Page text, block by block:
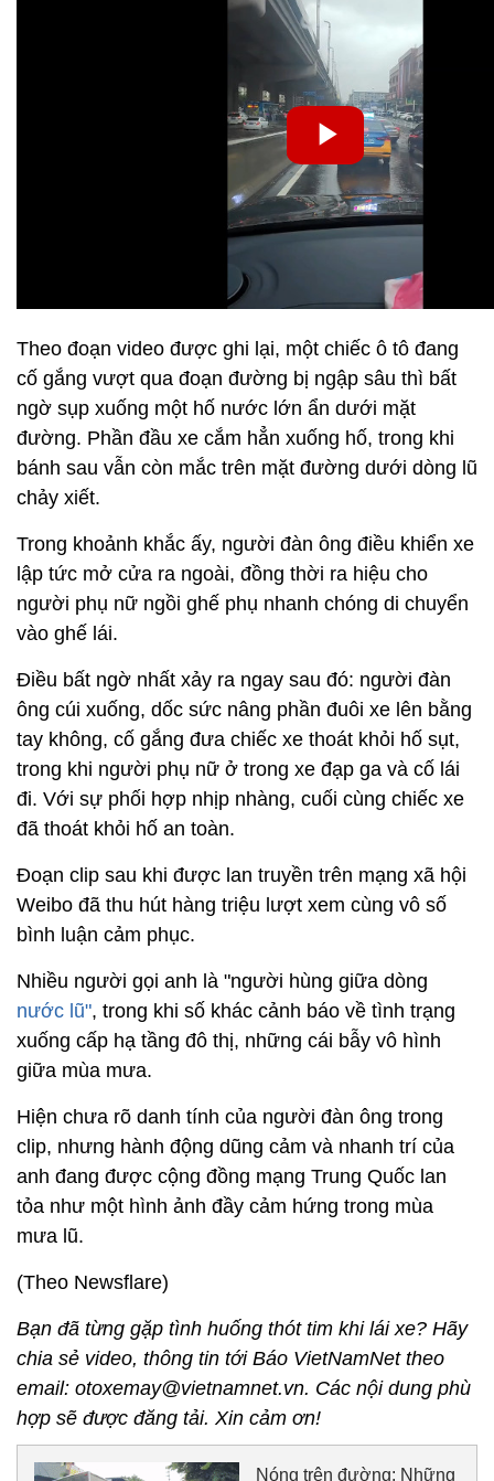
Theo đoạn video được ghi lại, một chiếc ô tô đang
cố gắng vượt qua đoạn đường bị ngập sâu thì bất
ngờ sụp xuống một hố nước lớn ẩn dưới mặt
đường. Phần đầu xe cắm hẳn xuống hố, trong khi
bánh sau vẫn còn mắc trên mặt đường dưới dòng lũ
chảy xiết.
Trong khoảnh khắc ấy, người đàn ông điều khiển xe
lập tức mở cửa ra ngoài, đồng thời ra hiệu cho
người phụ nữ ngồi ghế phụ nhanh chóng di chuyển
vào ghế lái.
Điều bất ngờ nhất xảy ra ngay sau đó: người đàn
ông cúi xuống, dốc sức nâng phần đuôi xe lên bằng
tay không, cố gắng đưa chiếc xe thoát khỏi hố sụt,
trong khi người phụ nữ ở trong xe đạp ga và cố lái
đi. Với sự phối hợp nhịp nhàng, cuối cùng chiếc xe
đã thoát khỏi hố an toàn.
Đoạn clip sau khi được lan truyền trên mạng xã hội
Weibo đã thu hút hàng triệu lượt xem cùng vô số
bình luận cảm phục.
Nhiều người gọi anh là "người hùng giữa dòng
nước lũ", trong khi số khác cảnh báo về tình trạng
xuống cấp hạ tầng đô thị, những cái bẫy vô hình
giữa mùa mưa.
Hiện chưa rõ danh tính của người đàn ông trong
clip, nhưng hành động dũng cảm và nhanh trí của
anh đang được cộng đồng mạng Trung Quốc lan
tỏa như một hình ảnh đầy cảm hứng trong mùa
mưa lũ.
(Theo Newsflare)
Bạn đã từng gặp tình huống thót tim khi lái xe? Hãy
chia sẻ video, thông tin tới Báo VietNamNet theo
email: otoxemay@vietnamnet.vn. Các nội dung phù
hợp sẽ được đăng tải. Xin cảm ơn!
Nóng trên đường: Những